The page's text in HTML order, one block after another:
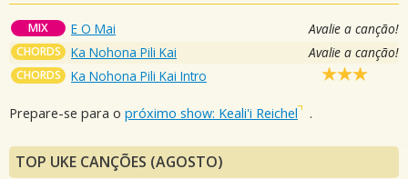
MIX E O Mai Avalie a canção!
CHORDS Ka Nohona Pili Kai Avalie a canção!
CHORDS Ka Nohona Pili Kai Intro
Prepare-se para o próximo show: Keali'i Reichel .
TOP UKE CANÇÕES (AGOSTO)